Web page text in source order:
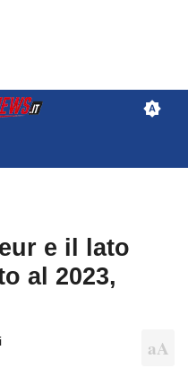
e il lato
al 2023,